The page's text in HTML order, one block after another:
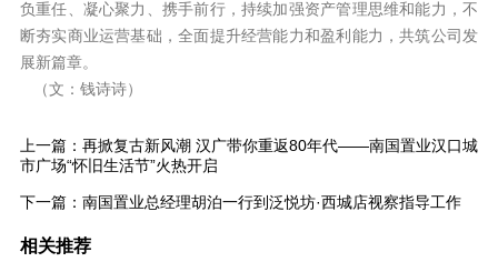
负重任、凝心聚力、携手前行，持续加强资产管理思维和能力，不
断夯实商业运营基础，全面提升经营能力和盈利能力，共筑公司发
展新篇章。
（文：钱诗诗）
上一篇： 再掀复古新风潮 汉广带你重返80年代——南国置业汉口城
市广场“怀旧生活节”火热开启
下一篇： 南国置业总经理胡泊一行到泛悦坊·西城店视察指导工作
相关推荐